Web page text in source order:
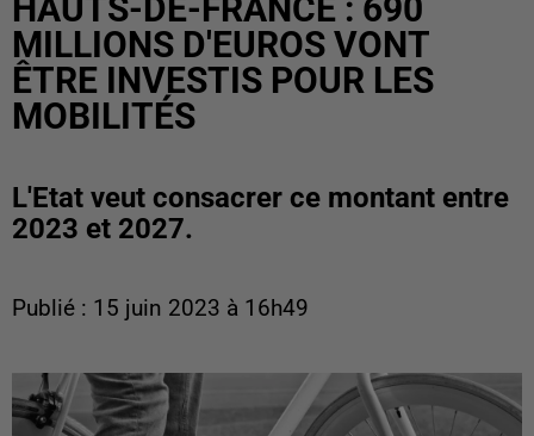
HAUTS-DE-FRANCE : 690
MILLIONS D'EUROS VONT
ÊTRE INVESTIS POUR LES
MOBILITÉS
L'Etat veut consacrer ce montant entre
2023 et 2027.
Publié : 15 juin 2023 à 16h49